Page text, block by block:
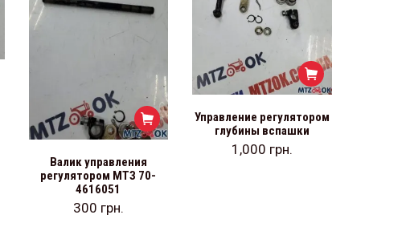
Валик управления
регулятором МТЗ 70-
4616051
300 грн.
Управление регулятором
глубины вспашки
1,000 грн.